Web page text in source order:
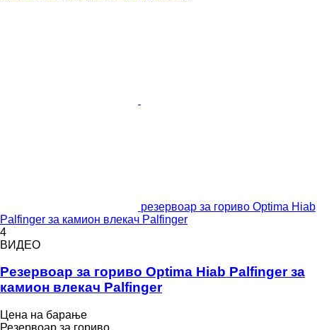
резервоар за гориво Optima Hiab
Palfinger за камион влекач Palfinger
4
ВИДЕО
Резервоар за гориво Optima Hiab Palfinger за
камион влекач Palfinger
Цена на барање
Резервоар за гориво